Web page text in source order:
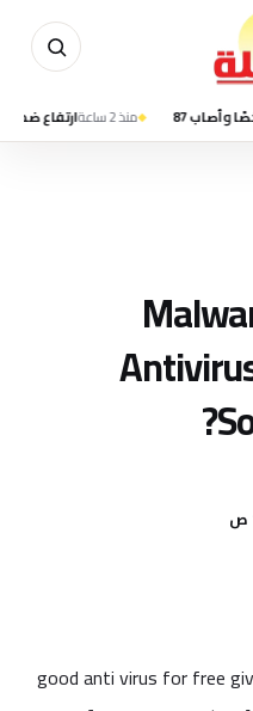
منذ 2 ساعة ارتفاع ضحايا زلزال كولومبيا إلى 69 قتيلًا
good anti virus for free